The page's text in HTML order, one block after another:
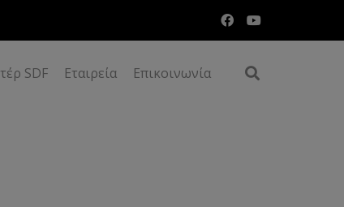
SDF Εταιρεία Επικοινωνία